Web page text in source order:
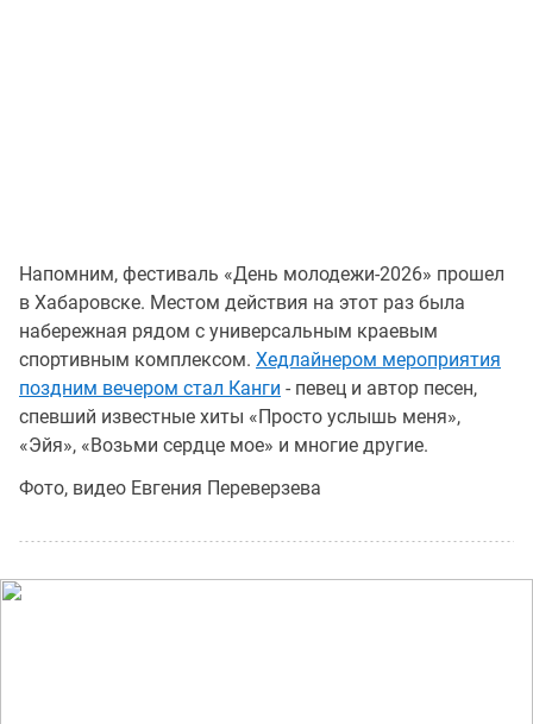
Напомним, фестиваль «День молодежи-2026» прошел
в Хабаровске. Местом действия на этот раз была
набережная рядом с универсальным краевым
спортивным комплексом. Хедлайнером мероприятия
поздним вечером стал Канги - певец и автор песен,
спевший известные хиты «Просто услышь меня»,
«Эйя», «Возьми сердце мое» и многие другие.
Фото, видео Евгения Переверзева